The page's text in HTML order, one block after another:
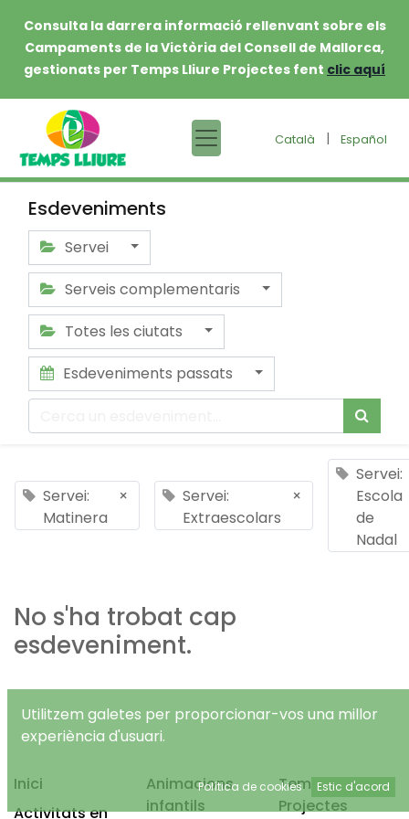
Consulta la darrera informació rellenvant sobre els
Campaments de la Victòria del Consell de Mallorca,
gestionats per Temps Lliure Projectes fent clic aquí
Català | Español
Esdeveniments
Servei
Serveis complementaris
Totes les ciutats
Esdeveniments passats
Servei:
Matinera
×
Servei:
Extraescolars
×
Servei:
Escola
de
Nadal
No s'ha trobat cap
esdeveniment.
Inici
Activitats en
Animacions
infantils
Temps Lliure
Projectes
Utilitzem galetes per proporcionar-vos una millor
experiència d'usuari.
Política de cookies Estic d'acord